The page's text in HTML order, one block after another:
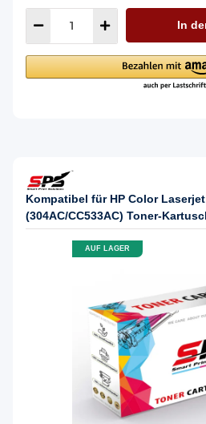
In
Kompatibel für HP Color Laserjet
(304AC/CC533AC) Toner-
AUF LAGER